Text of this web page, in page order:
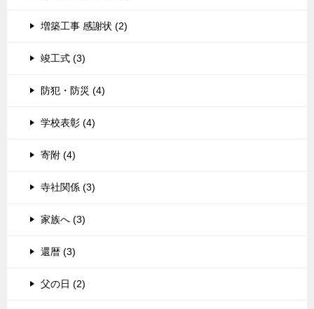
増築工事 感謝状 (2)
竣工式 (3)
防犯・防災 (4)
学校表彰 (4)
寄附 (4)
寺社関係 (3)
家族へ (3)
還暦 (3)
父の日 (2)